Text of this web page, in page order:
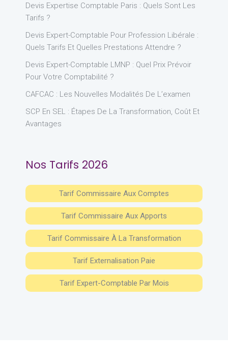
Devis Expertise Comptable Paris : Quels Sont Les
Tarifs ?
Devis Expert-Comptable Pour Profession Libérale :
Quels Tarifs Et Quelles Prestations Attendre ?
Devis Expert-Comptable LMNP : Quel Prix Prévoir
Pour Votre Comptabilité ?
CAFCAC : Les Nouvelles Modalités De L’examen
SCP En SEL : Étapes De La Transformation, Coût Et
Avantages
Nos Tarifs 2026
Tarif Commissaire Aux Comptes
Tarif Commissaire Aux Apports
Tarif Commissaire À La Transformation
Tarif Externalisation Paie
Tarif Expert-Comptable Par Mois